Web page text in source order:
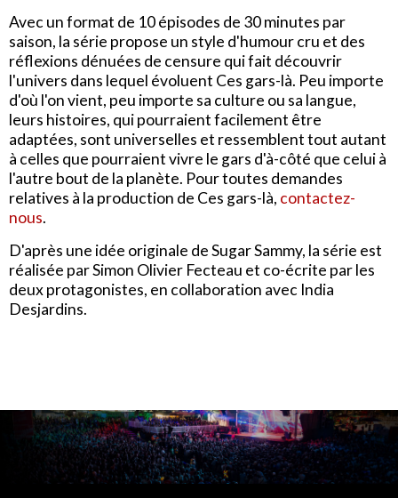
Avec un format de 10 épisodes de 30 minutes par
saison, la série propose un style d'humour cru et des
réflexions dénuées de censure qui fait découvrir
l'univers dans lequel évoluent Ces gars-là. Peu importe
d'où l'on vient, peu importe sa culture ou sa langue,
leurs histoires, qui pourraient facilement être
adaptées, sont universelles et ressemblent tout autant
à celles que pourraient vivre le gars d'à-côté que celui à
l'autre bout de la planète. Pour toutes demandes
relatives à la production de Ces gars-là, contactez-
nous.
D'après une idée originale de Sugar Sammy, la série est
réalisée par Simon Olivier Fecteau et co-écrite par les
deux protagonistes, en collaboration avec India
Desjardins.